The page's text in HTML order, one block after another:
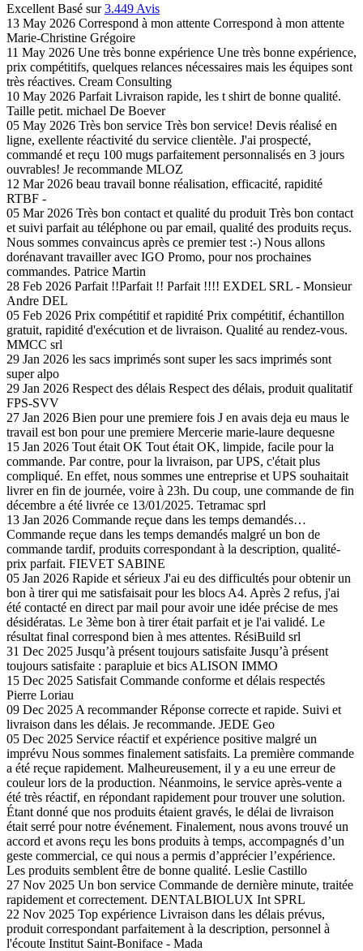
Excellent Basé sur3.449 Avis
13 May 2026 Correspond à mon attente Correspond à mon attente
Marie-Christine Grégoire
11 May 2026 Une très bonne expérience Une très bonne expérience,
prix compétitifs, quelques relances nécessaires mais les équipes sont
très réactives. Cream Consulting
10 May 2026 Parfait Livraison rapide, les t shirt de bonne qualité.
Taille petit. michael De Boever
05 May 2026 Très bon service Très bon service! Devis réalisé en
ligne, exellente réactivité du service clientèle. J'ai prospecté,
commandé et reçu 100 mugs parfaitement personnalisés en 3 jours
ouvrables! Je recommande MLOZ
12 Mar 2026 beau travail bonne réalisation, efficacité, rapidité
RTBF -
05 Mar 2026 Très bon contact et qualité du produit Très bon contact
et suivi parfait au téléphone ou par email, qualité des produits reçus.
Nous sommes convaincus après ce premier test :-) Nous allons
dorénavant travailler avec IGO Promo, pour nos prochaines
commandes. Patrice Martin
28 Feb 2026 Parfait !!Parfait !! Parfait !!!! EXDEL SRL - Monsieur
Andre DEL
05 Feb 2026 Prix compétitif et rapidité Prix compétitif, échantillon
gratuit, rapidité d'exécution et de livraison. Qualité au rendez-vous.
MMCC srl
29 Jan 2026 les sacs imprimés sont super les sacs imprimés sont
super alpo
29 Jan 2026 Respect des délais Respect des délais, produit qualitatif
FPS-SVV
27 Jan 2026 Bien pour une premiere fois J en avais deja eu maus le
travail est bon pour une premiere Mercerie marie-laure dequesne
15 Jan 2026 Tout était OK Tout était OK, limpide, facile pour la
commande. Par contre, pour la livraison, par UPS, c'était plus
compliqué. En effet, nous sommes une entreprise et UPS souhaitait
livrer en fin de journée, voire à 23h. Du coup, une commande de fin
décembre a été livrée ce 13/01/2025. Tetramac sprl
13 Jan 2026 Commande reçue dans les temps demandés…
Commande reçue dans les temps demandés malgré un bon de
commande tardif, produits correspondant à la description, qualité-
prix parfait. FIEVET SABINE
05 Jan 2026 Rapide et sérieux J'ai eu des difficultés pour obtenir un
bon à tirer qui me satisfaisait pour les blocs A4. Après 2 refus, j'ai
été contacté en direct par mail pour avoir une idée précise de mes
désidératas. Le 3ème bon à tirer était parfait et je l'ai validé. Le
résultat final correspond bien à mes attentes. RésiBuild srl
31 Dec 2025 Jusqu’à présent toujours satisfaite Jusqu’à présent
toujours satisfaite : parapluie et bics ALISON IMMO
15 Dec 2025 Satisfait Commande conforme et délais respectés
Pierre Loriau
09 Dec 2025 A recommander Réponse correcte et rapide. Suivi et
livraison dans les délais. Je recommande. JEDE Geo
05 Dec 2025 Service réactif et expérience positive malgré un
imprévu Nous sommes finalement satisfaits. La première commande
a été reçue rapidement. Malheureusement, il y a eu une erreur de
couleur lors de la production. Néanmoins, le service après-vente a
été très réactif, en répondant rapidement pour trouver une solution.
Étant donné que nos produits étaient gravés, le délai de livraison
était serré pour notre événement. Finalement, nous avons trouvé un
accord et avons reçu les bons produits à temps, accompagnés d’un
geste commercial, ce qui nous a permis d’apprécier l’expérience.
Les produits semblent être de bonne qualité. Leslie Castillo
27 Nov 2025 Un bon service Commande de dernière minute, traitée
rapidement et correctement. DENTALBIOLUX Int SPRL
22 Nov 2025 Top expérience Livraison dans les délais prévus,
produit correspondant parfaitement à la description, personnel à
l'écoute Institut Saint-Boniface - Mada